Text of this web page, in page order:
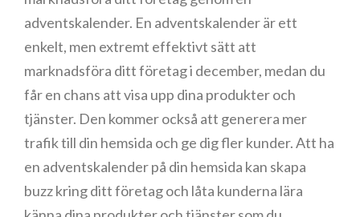
adventskalender. En adventskalender är ett
enkelt, men extremt effektivt sätt att
marknadsföra ditt företag i december, medan du
får en chans att visa upp dina produkter och
tjänster. Den kommer också att generera mer
trafik till din hemsida och ge dig fler kunder. Att ha
en adventskalender på din hemsida kan skapa
buzz kring ditt företag och låta kunderna lära